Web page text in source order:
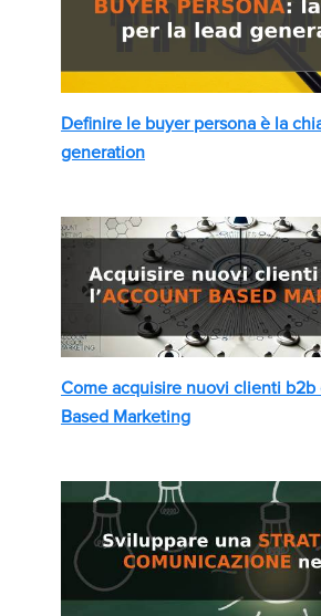
Definire le buyer persona è la
generation
Come acquisire nuovi clienti b2b
Based Marketing